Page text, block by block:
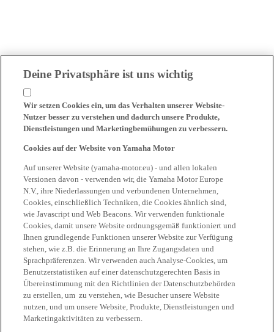
Deine Privatsphäre ist uns wichtig
Wir setzen Cookies ein, um das Verhalten unserer Website-
Nutzer besser zu verstehen und dadurch unsere Produkte,
Dienstleistungen und Marketingbemühungen zu verbessern.
Cookies auf der Website von Yamaha Motor
Auf unserer Website (yamaha-motor.eu) - und allen lokalen
Versionen davon - verwenden wir, die Yamaha Motor Europe
N.V., ihre Niederlassungen und verbundenen Unternehmen,
Cookies, einschließlich Techniken, die Cookies ähnlich sind,
wie Javascript und Web Beacons. Wir verwenden funktionale
Cookies, damit unsere Website ordnungsgemäß funktioniert und
Ihnen grundlegende Funktionen unserer Website zur Verfügung
stehen, wie z.B. die Erinnerung an Ihre Zugangsdaten und
Sprachpräferenzen. Wir verwenden auch Analyse-Cookies, um
Benutzerstatistiken auf einer datenschutzgerechten Basis in
Übereinstimmung mit den Richtlinien der Datenschutzbehörden
zu erstellen, um zu verstehen, wie Besucher unsere Website
nutzen, und um unsere Website, Produkte, Dienstleistungen und
Marketingaktivitäten zu verbessern.